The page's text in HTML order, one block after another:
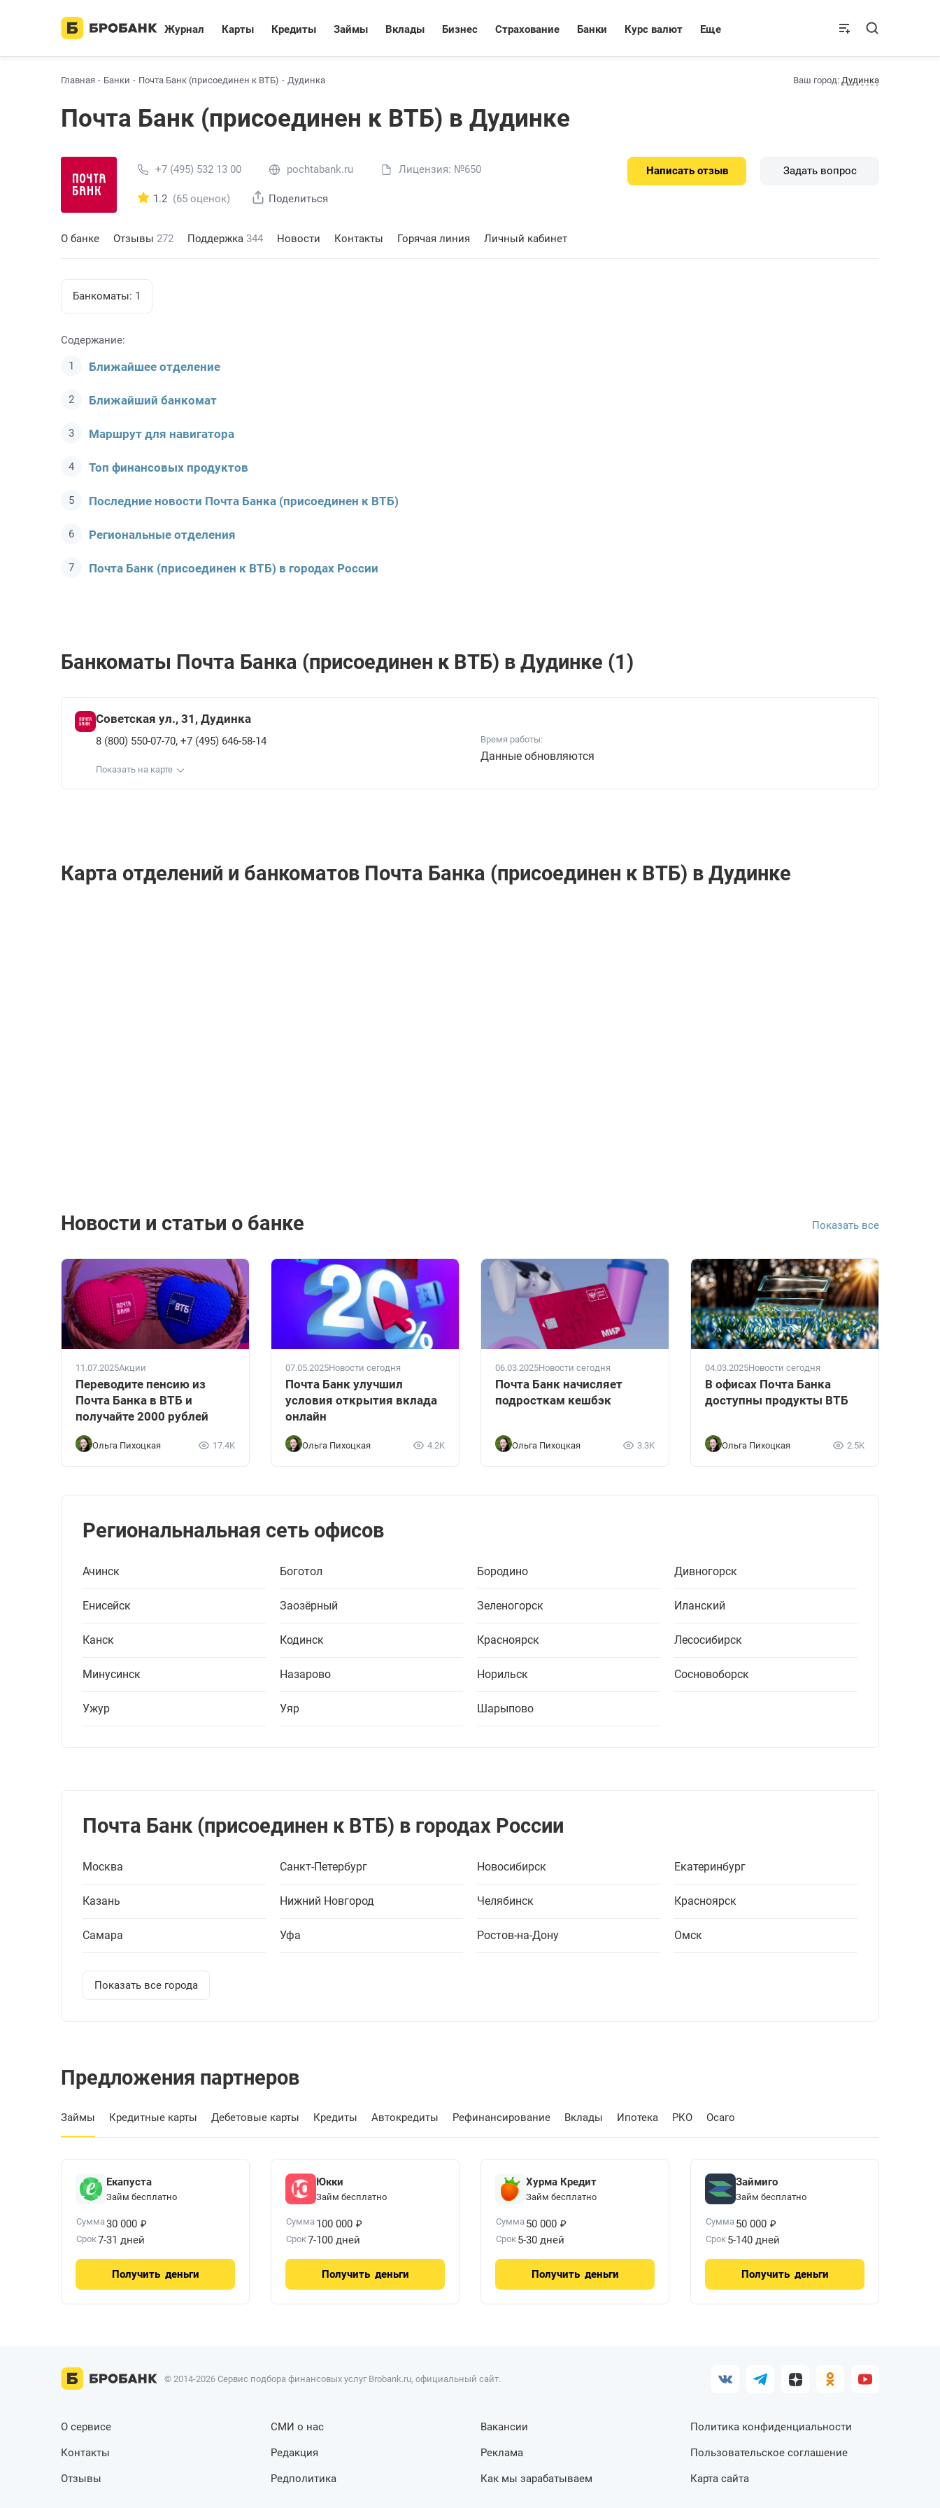
Журнал Карты Кредиты Займы Вклады Бизнес Страхование Банки Курс валют Еще
Главная Банки Почта Банк (присоединен к ВТБ) Дудинка Ваш город: Дудинка
Почта Банк (присоединен к ВТБ) в Дудинке
+7 (495) 532 13 00 pochtabank.ru Лицензия: №650
1.2 (65 оценок) Поделиться
Написать отзыв Задать вопрос
О банке Отзывы 272 Поддержка 344 Новости Контакты Горячая линия Личный кабинет
Банкоматы: 1
Содержание:
Ближайшее отделение
Ближайший банкомат
Маршрут для навигатора
Топ финансовых продуктов
Последние новости Почта Банкa (присоединен к ВТБ)
Региональные отделения
Почта Банк (присоединен к ВТБ) в городах России
Банкоматы Почта Банкa (присоединен к ВТБ) в Дудинке (1)
Советская ул., 31, Дудинка
8 (800) 550-07-70, +7 (495) 646-58-14 Время работы:
Данные обновляются
Показать на карте
Карта отделений и банкоматов Почта Банкa (присоединен к ВТБ) в Дудинке
Новости и статьи о банке Показать все
11.07.2025Акции
Переводите пенсию из
Почта Банка в ВТБ и
получайте 2000 рублей
Ольга Пихоцкая 17.4K
07.05.2025Новости сегодня
Почта Банк улучшил
условия открытия вклада
онлайн
Ольга Пихоцкая 4.2K
06.03.2025Новости сегодня
Почта Банк начисляет
подросткам кешбэк
Ольга Пихоцкая 3.3K
04.03.2025Новости сегодня
В офисах Почта Банка
доступны продукты ВТБ
Ольга Пихоцкая 2.5K
Региональнальная сеть офисов
Ачинск Боготол Бородино Дивногорск
Енисейск Заозёрный Зеленогорск Иланский
Канск Кодинск Красноярск Лесосибирск
Минусинск Назарово Норильск Сосновоборск
Ужур Уяр Шарыпово
Почта Банк (присоединен к ВТБ) в городах России
Москва Санкт-Петербург Новосибирск Екатеринбург
Казань Нижний Новгород Челябинск Красноярск
Самара Уфа Ростов-на-Дону Омск
Показать все города
Предложения партнеров
Займы Кредитные карты Дебетовые карты Кредиты Автокредиты Рефинансирование Вклады Ипотека РКО Осаго
Екапуста
Займ бесплатно
Сумма30 000 ₽
Срок7-31 дней
Получить деньги
Юкки
Займ бесплатно
Сумма 100 000 ₽
Срок7-100 дней
Получить деньги
Хурма Кредит
Займ бесплатно
Сумма 50 000 ₽
Срок 5-30 дней
Получить деньги
Займиго
Займ бесплатно
Сумма 50 000 ₽
Срок 5-140 дней
Получить деньги
© 2014-2026 Сервис подбора финансовых услуг Brobank.ru, официальный сайт.
О сервисе
Контакты
Отзывы
СМИ о нас
Редакция
Редполитика
Вакансии
Реклама
Как мы зарабатываем
Политика конфиденциальности
Пользовательское соглашение
Карта сайта